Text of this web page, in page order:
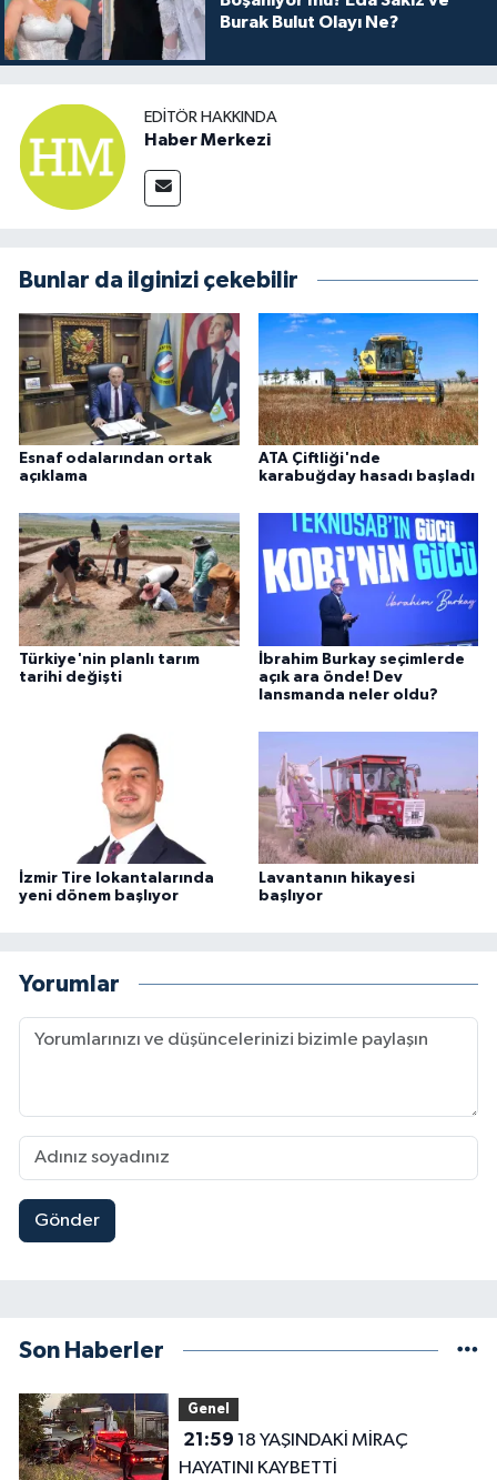
Burak Bulut Olayı Ne?
EDITÖR HAKKINDA
Haber Merkezi
Bunlar da ilginizi çekebilir
Esnaf odalarından ortak
açıklama
ATA Çiftliği'nde
karabuğday hasadı başladı
Türkiye'nin planlı tarım
tarihi değişti
İbrahim Burkay seçimlerde
açık ara önde! Dev
lansmanda neler oldu?
İzmir Tire lokantalarında
yeni dönem başlıyor
Lavantanın hikayesi
başlıyor
Yorumlar
Gönder
Son Haberler
Genel
21:59
HAYATINI KAYBETTİ